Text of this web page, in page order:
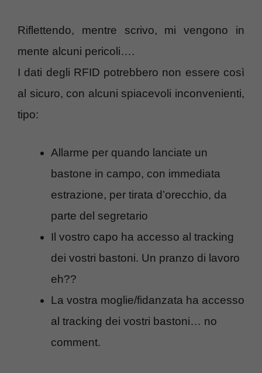
Riflettendo, mentre scrivo, mi vengono in
mente alcuni pericoli….
I dati degli RFID potrebbero non essere così
al sicuro, con alcuni spiacevoli inconvenienti,
tipo:
Allarme per quando lanciate un
bastone in campo, con immediata
estrazione, per tirata d’orecchio, da
parte del segretario
Il vostro capo ha accesso al tracking
dei vostri bastoni. Un pranzo di lavoro
eh??
La vostra moglie/fidanzata ha accesso
al tracking dei vostri bastoni… no
comment.